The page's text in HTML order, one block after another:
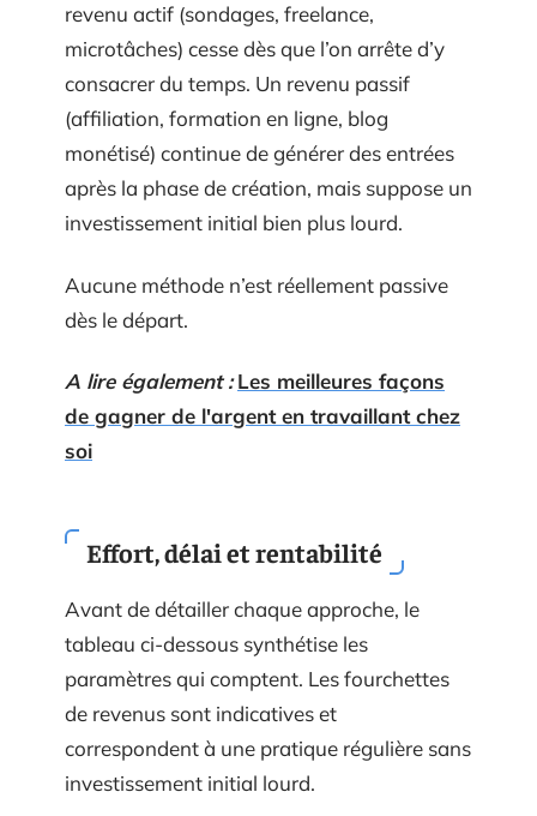
revenu actif (sondages, freelance,
microtâches) cesse dès que l’on arrête d’y
consacrer du temps. Un revenu passif
(affiliation, formation en ligne, blog
monétisé) continue de générer des entrées
après la phase de création, mais suppose un
investissement initial bien plus lourd.
Aucune méthode n’est réellement passive
dès le départ.
A lire également : Les meilleures façons
de gagner de l'argent en travaillant chez
soi
Effort, délai et rentabilité
Avant de détailler chaque approche, le
tableau ci-dessous synthétise les
paramètres qui comptent. Les fourchettes
de revenus sont indicatives et
correspondent à une pratique régulière sans
investissement initial lourd.